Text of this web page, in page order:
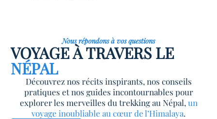
Nous répondons à vos questions
VOYAGE À TRAVERS LE
NÉPAL
Découvrez nos récits inspirants, nos conseils
pratiques et nos guides incontournables pour
explorer les merveilles du trekking au Népal, un
voyage inoubliable au cœur de l’Himalaya.